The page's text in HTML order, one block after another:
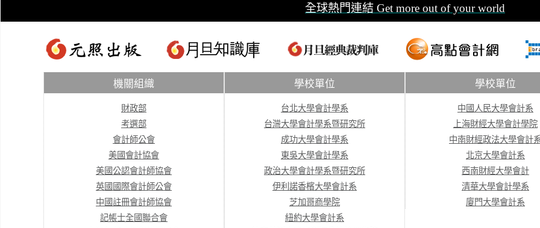
全球熱門連結 Get more out of your world
機關組織
財政部
考選部
會計師公會
美國會計協會
美國公認會計師協會
英國國際會計師公會
中國註冊會計師協會
記帳士全國聯合會
學校單位
台北大學會計學系
台灣大學會計學系暨研究所
成功大學會計學系
東吳大學會計學系
政治大學會計學系暨研究所
伊利諾香檳大學會計系
芝加哥商學院
紐約大學會計系
學校單位
中國人民大學會計系
上海財經大學會計學院
中南財經政法大學會計
北京大學會計系
西南財經大學會計
清華大學會計學系
廈門大學會計系